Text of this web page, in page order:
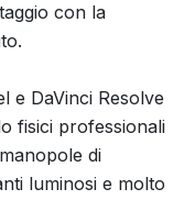
con la
e DaVinci Resolve
fisici professionali
di
luminosi e molto